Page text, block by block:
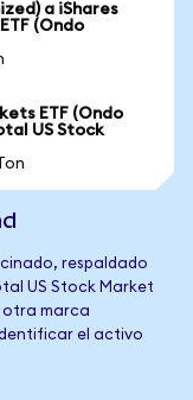
a iShares
(Ondo
ETF (Ondo
US Stock
respaldado
US Stock Market
otra marca
el activo